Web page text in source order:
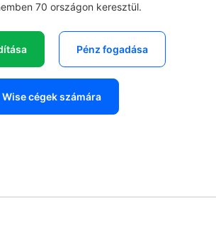
70 országon keresztül.
Pénz fogadása
Wise cégek számára